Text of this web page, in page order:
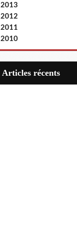
2013
2012
2011
2010
articles récents